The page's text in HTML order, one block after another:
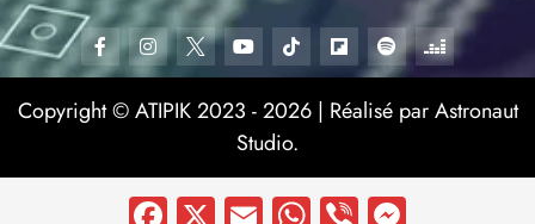
Copyright © ATIPIK 2023 - 2026 | Réalisé par Astronaut
Studio.